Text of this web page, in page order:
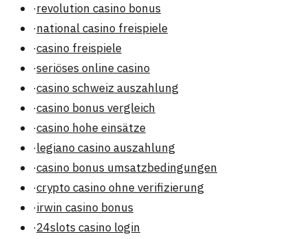
·revolution casino bonus
·national casino freispiele
·casino freispiele
·seriöses online casino
·casino schweiz auszahlung
·casino bonus vergleich
·casino hohe einsätze
·legiano casino auszahlung
·casino bonus umsatzbedingungen
·crypto casino ohne verifizierung
·irwin casino bonus
·24slots casino login